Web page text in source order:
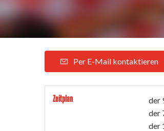
Per E-Mail kontaktieren
Zeitplan der
der
der